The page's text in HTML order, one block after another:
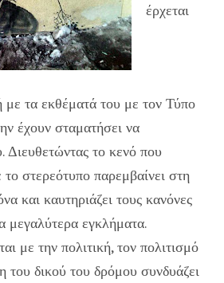
έρχεται
τα εκθέματά του με τον Τύπο
έχουν σταματήσει να
Διευθετώντας το κενό που
στερεότυπο παρεμβαίνει στη
και καυτηριάζει τους κανόνες
μεγαλύτερα εγκλήματα.
με την πολιτική, τον πολιτισμό
του δικού του δρόμου συνδυάζει